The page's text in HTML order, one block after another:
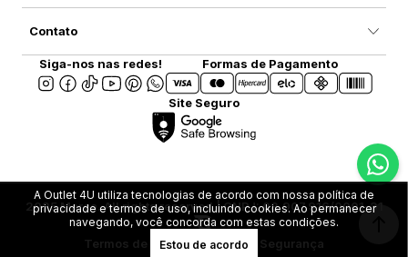
Contato
Siga-nos nas redes! Formas de Pagamento
Site Seguro
2025 Marca. All rights reserved | CNPJ: 08.907.916/0001-31
Termos de UsoPrivacidade e Segurança
A Outlet 4U utiliza tecnologias de acordo com nossa política de
privacidade e termos de uso, incluindo cookies. Ao permanecer
navegando, você concorda com estas condições.
Estou de acordo